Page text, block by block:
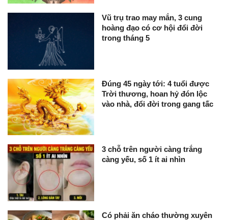
Vũ trụ trao may mắn, 3 cung
hoàng đạo có cơ hội đổi đời
trong tháng 5
Đúng 45 ngày tới: 4 tuổi được
Trời thương, hoan hỷ đón lộc
vào nhà, đổi đời trong gang tấc
3 chỗ trên người càng trắng
càng yếu, số 1 ít ai nhìn
Có phải ăn cháo thường xuyên